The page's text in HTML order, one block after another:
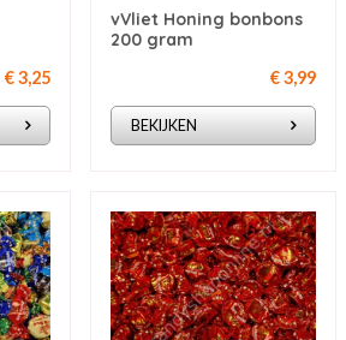
€ 3,25
vVliet Honing bonbons
200 gram
€ 3,99
BEKIJKEN